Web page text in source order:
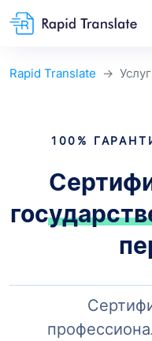
Rapid Translate
100%